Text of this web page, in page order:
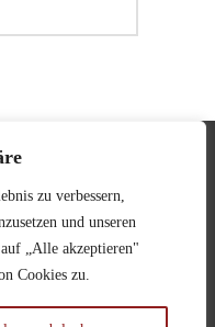
zu verbessern,
und unseren
„Alle akzeptieren"
Cookies zu.